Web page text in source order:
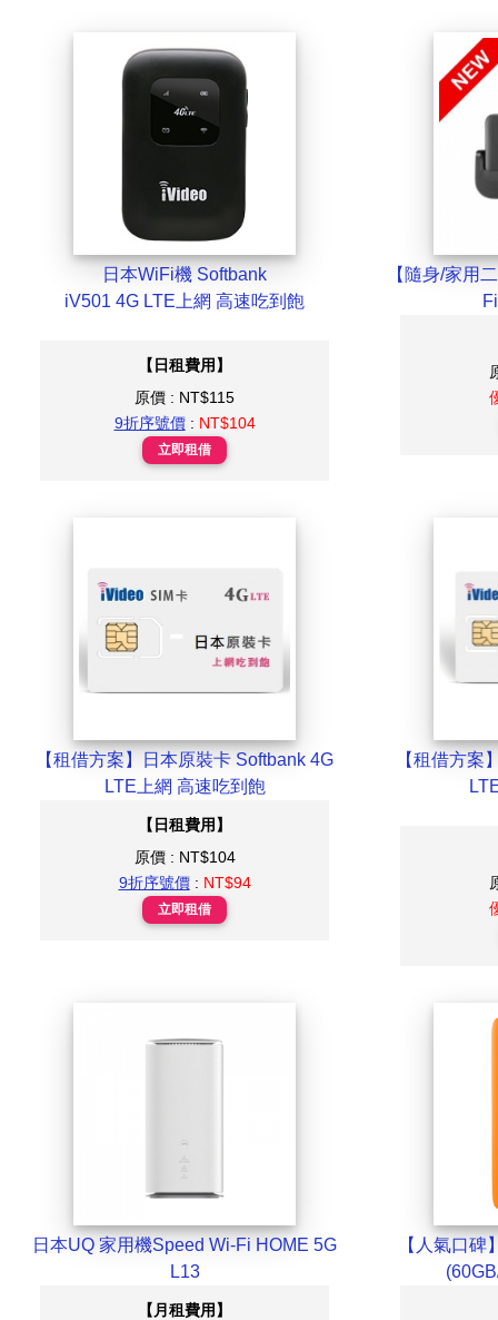
日本WiFi機 Softbank
iV501 4G LTE上網 高速吃到飽
【日租費用】
原價 : NT$115
9折序號價: NT$104
立即租借
【隨身/家用
【租借方案】日本原裝卡 Softbank 4G
LTE上網 高速吃到飽
【日租費用】
原價 : NT$104
9折序號價: NT$94
立即租借
【租借方案
日本UQ 家用機Speed Wi-Fi HOME 5G
L13
【月租費用】
【人氣口